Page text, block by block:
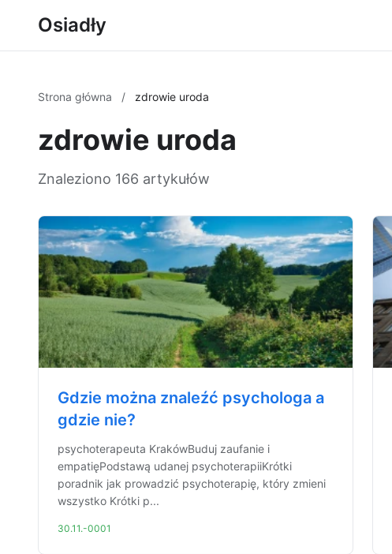
Osiadły
Strona główna / zdrowie uroda
zdrowie uroda
Znaleziono 166 artykułów
Gdzie można znaleźć psychologa a
gdzie nie?
psychoterapeuta KrakówBuduj zaufanie i
empatięPodstawą udanej psychoterapiiKrótki
poradnik jak prowadzić psychoterapię, który zmieni
wszystko Krótki p...
30.11.-0001